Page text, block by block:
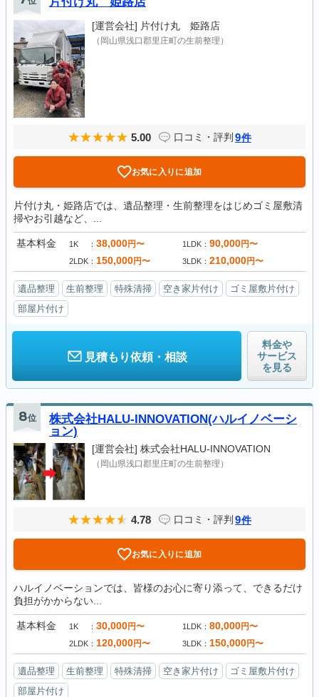
[運営会社] 片付け丸 姫路店
（岡山県浅口郡里庄町の生前整理）
5.00 口コミ・評判 9件
お気に入りに追加
片付け丸・姫路店では、遺品整理・生前整理をはじめゴミ屋敷清
掃やお引越など、...
基本料金 1K 38,000円〜 1LDK 90,000円〜
2LDK 150,000円〜 3LDK 210,000円〜
遺品整理 生前整理 特殊清掃 空き家片付け
ゴミ屋敷片付け
部屋片付け
見積もり依頼・相談
料金や
サービス
を見る
8位
株式会社HALU-INNOVATION(ハルイノベーシ
ョン)
[運営会社] 株式会社HALU-INNOVATION
（岡山県浅口郡里庄町の生前整理）
4.78 口コミ・評判 9件
お気に入りに追加
ハルイノベーションでは、皆様のお心に寄り添って、できるだけ
負担がかからない...
基本料金 1K 30,000円〜 1LDK 80,000円〜
2LDK 120,000円〜 3LDK 150,000円〜
遺品整理 生前整理 特殊清掃 空き家片付け
ゴミ屋敷片付け
部屋片付け